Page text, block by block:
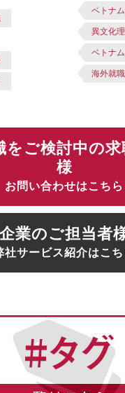
ベトナ
異文化
ベトナ
海外就職
をご検討中の求
様
お問い合わせはこちら
企業のご担当者
社サービス紹介はこち